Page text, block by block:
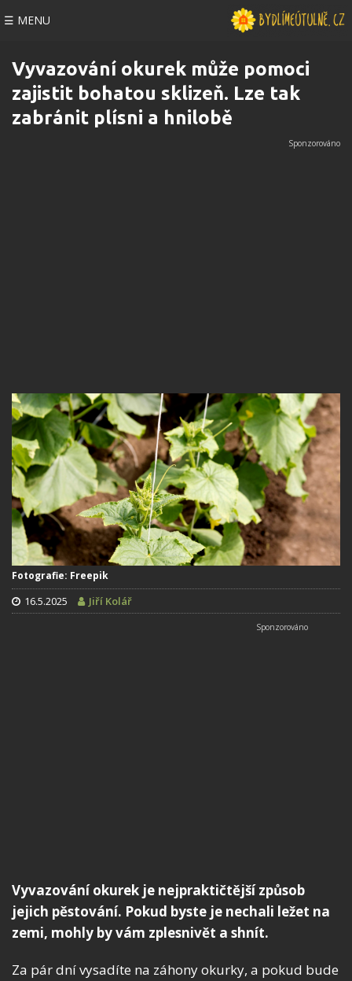
☰ MENU
Vyvazování okurek může pomoci
zajistit bohatou sklizeň. Lze tak
zabránit plísni a hnilobě
Fotografie: Freepik
16.5.2025 Jiří Kolář
Vyvazování okurek je nejpraktičtější způsob
jejich pěstování. Pokud byste je nechali ležet na
zemi, mohly by vám zplesnivět a shnít.
Za pár dní vysadíte na záhony okurky, a pokud bude